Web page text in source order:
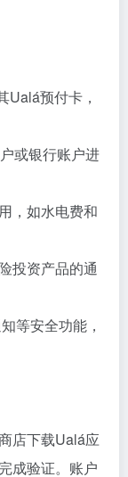
Ualá预付卡，
或银行账户进
，如水电费和
投资产品的通
等安全功能，
店下载Ualá应
成验证。账户